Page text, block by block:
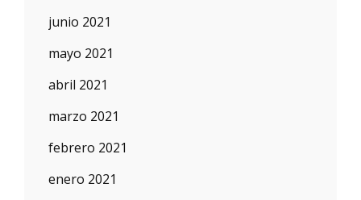
junio 2021
mayo 2021
abril 2021
marzo 2021
febrero 2021
enero 2021